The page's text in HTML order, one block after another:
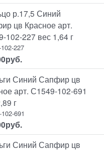
р.17,5 Синий
цв Красное арт.
102-227 вес 1,64 г
227
руб.
Синий Сапфир цв
арт. С1549-102-691
г
691
руб.
Синий Сапфир цв